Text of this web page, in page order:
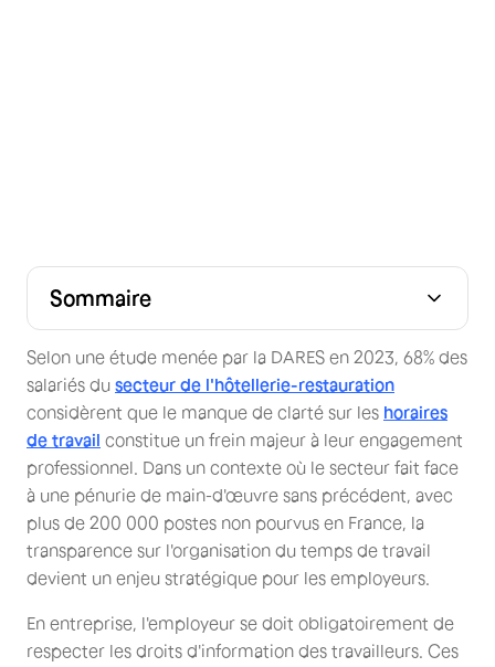
Selon une étude menée par la DARES en 2023, 68% des
salariés du secteur de l'hôtellerie-restauration
considèrent que le manque de clarté sur les horaires
de travail constitue un frein majeur à leur engagement
professionnel. Dans un contexte où le secteur fait face
à une pénurie de main-d'œuvre sans précédent, avec
plus de 200 000 postes non pourvus en France, la
transparence sur l'organisation du temps de travail
devient un enjeu stratégique pour les employeurs.
En entreprise, l'employeur se doit obligatoirement de
respecter les droits d'information des travailleurs. Ces
Sommaire
?
individualisé ?
de travail ?